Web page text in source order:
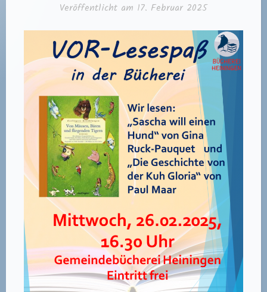
Veröffentlicht am 17. Februar 2025